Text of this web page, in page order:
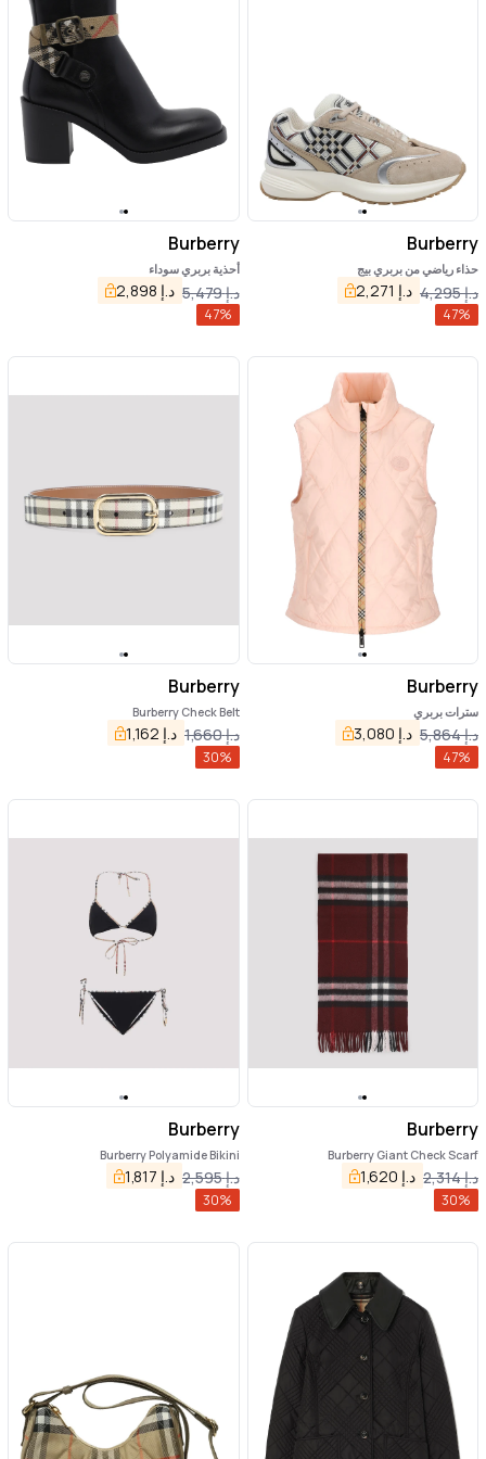
Burberry
حذاء رياضي من بربري بيج
د.إ4,295 د.إ 2,271
47%
Burberry
أحذية بربري سوداء
د.إ5,479 د.إ 2,898
47%
Burberry
سترات بربري
د.إ5,864 د.إ 3,080
47%
Burberry
Burberry Check Belt
د.إ1,660 د.إ 1,162
30%
Burberry
Burberry Giant Check Scarf
د.إ2,314 د.إ 1,620
30%
Burberry
Burberry Polyamide Bikini
د.إ2,595 د.إ 1,817
30%